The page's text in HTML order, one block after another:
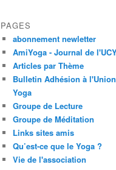
PAGES
abonnement newletter
AmiYoga - Journal de
Articles par Thème
Bulletin Adhésion à
Yoga
Groupe de Lecture
Groupe de Méditation
Links sites amis
Qu’est-ce que le Yoga ?
Vie de l'association